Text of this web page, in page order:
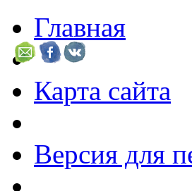
Главная
Карта сайта
Версия для